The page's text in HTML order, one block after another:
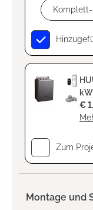
€
Zum
Montage und